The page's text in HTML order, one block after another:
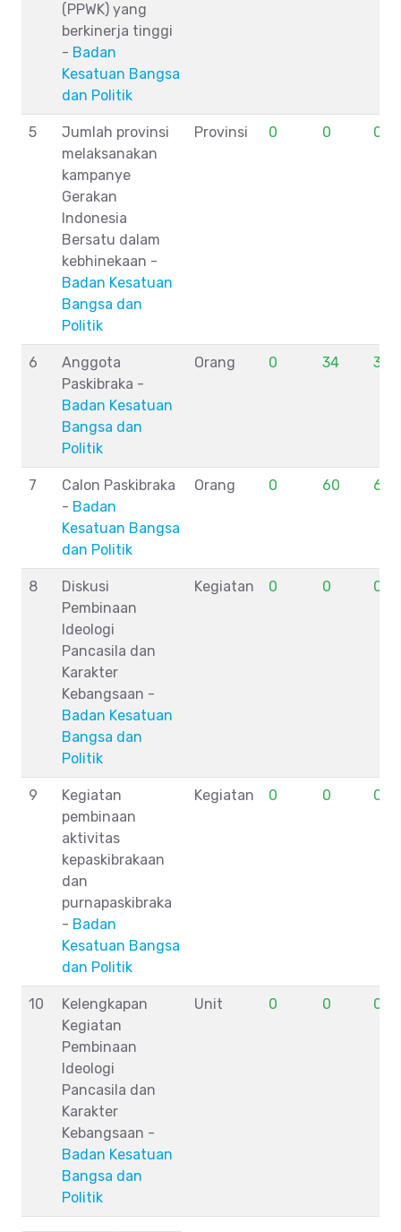
(PPWK) yang
berkinerja tinggi
- Badan
Kesatuan Bangsa
dan Politik
5
Jumlah provinsi
melaksanakan
kampanye
Gerakan
Indonesia
Bersatu dalam
kebhinekaan -
Badan Kesatuan
Bangsa dan
Politik
Provinsi 0 0 0
6
Anggota
Paskibraka -
Badan Kesatuan
Bangsa dan
Politik
Orang 0 34 34
7
Calon Paskibraka
- Badan
Kesatuan Bangsa
dan Politik
Orang 0 60 60
8
Diskusi
Pembinaan
Ideologi
Pancasila dan
Karakter
Kebangsaan -
Badan Kesatuan
Bangsa dan
Politik
Kegiatan 0 0 0
9
Kegiatan
pembinaan
aktivitas
kepaskibrakaan
dan
purnapaskibraka
- Badan
Kesatuan Bangsa
dan Politik
Kegiatan 0 0 0
10
Kelengkapan
Kegiatan
Pembinaan
Ideologi
Pancasila dan
Karakter
Kebangsaan -
Badan Kesatuan
Bangsa dan
Politik
Unit 0 0 0